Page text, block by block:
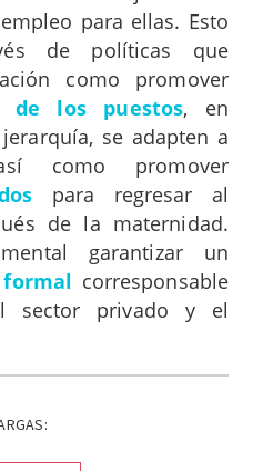
para ellas. Esto
de políticas que
como promover
de los puestos, en
se adapten a
como promover
para regresar al
de la maternidad.
garantizar un
corresponsable
sector privado y el